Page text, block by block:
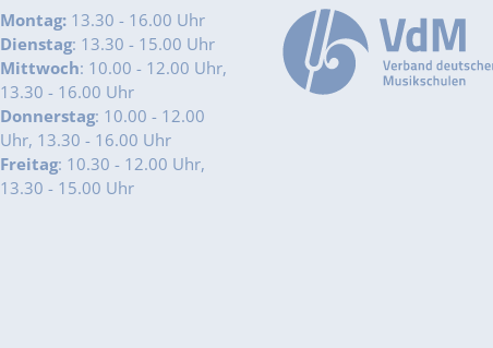
Montag: 13.30 - 16.00 Uhr
Dienstag: 13.30 - 15.00 Uhr
Mittwoch: 10.00 - 12.00 Uhr,
13.30 - 16.00 Uhr
Donnerstag: 10.00 - 12.00
Uhr, 13.30 - 16.00 Uhr
Freitag: 10.30 - 12.00 Uhr,
13.30 - 15.00 Uhr